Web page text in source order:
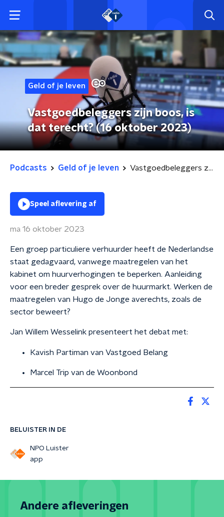
Geld of je leven
Vastgoedbeleggers zijn boos, is
dat terecht? (16 oktober 2023)
Podcasts Geld of je leven Vastgoedbeleggers zijn boos, is dat terecht? (16 oktober 2023)
BELUISTER IN DE
NPO Luister
app
Speel aflevering af
ma 16 oktober 2023
Een groep particuliere verhuurder heeft de Nederlandse
staat gedagvaard, vanwege maatregelen van het
kabinet om huurverhogingen te beperken. Aanleiding
voor een breder gesprek over de huurmarkt. Werken de
maatregelen van Hugo de Jonge averechts, zoals de
sector beweert?
Jan Willem Wesselink presenteert het debat met:
Kavish Partiman van Vastgoed Belang
Marcel Trip van de Woonbond
Andere afleveringen